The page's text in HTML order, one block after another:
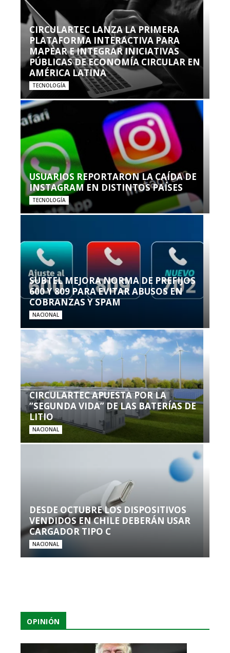
CIRCULARTEC LANZA LA PRIMERA
PLATAFORMA INTERACTIVA PARA
MAPEAR E INTEGRAR INICIATIVAS
PÚBLICAS DE ECONOMÍA CIRCULAR EN
AMÉRICA LATINA
TECNOLOGÍA
USUARIOS REPORTARON LA CAÍDA DE
INSTAGRAM EN DISTINTOS PAÍSES
TECNOLOGÍA
SUBTEL MEJORA NORMA DE PREFIJOS
600 Y 809 PARA EVITAR ABUSOS EN
COBRANZAS Y SPAM
NACIONAL
CIRCULARTEC APUESTA POR LA
“SEGUNDA VIDA” DE LAS BATERÍAS DE
LITIO
NACIONAL
DESDE OCTUBRE LOS DISPOSITIVOS
VENDIDOS EN CHILE DEBERÁN USAR
CARGADOR TIPO C
NACIONAL
OPINIÓN